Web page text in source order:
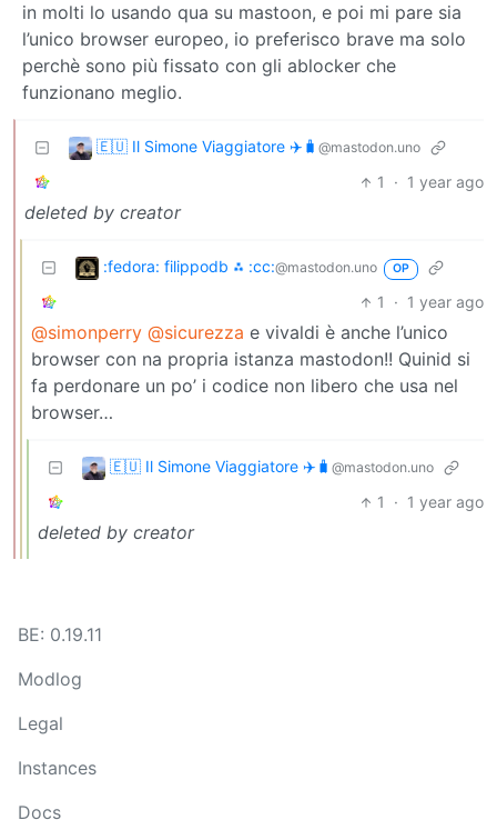
in molti lo usando qua su mastoon, e poi mi pare sia
l’unico browser europeo, io preferisco brave ma solo
perchè sono più fissato con gli ablocker che
funzionano meglio.
🇪🇺 Il Simone Viaggiatore ✈️🧳 @mastodon.uno
1 · 1 year ago
deleted by creator
:fedora: filippodb ⁂ :cc:@mastodon.uno OP
1 · 1 year ago
@simonperry @sicurezza e vivaldi è anche l’unico
browser con na propria istanza mastodon!! Quinid si
fa perdonare un po’ i codice non libero che usa nel
browser…
🇪🇺 Il Simone Viaggiatore ✈️🧳 @mastodon.uno
1 · 1 year ago
deleted by creator
BE: 0.19.11
Modlog
Legal
Instances
Docs